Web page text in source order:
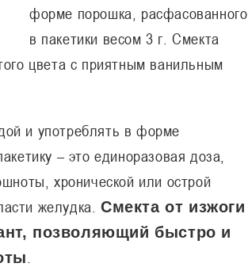
форме порошка, расфасованного
в пакетики весом 3 г. Смекта
цвета с приятным ванильным
и употреблять в форме
– это единоразовая доза,
хронической или острой
желудка.Смекта от изжоги
позволяющий быстро и